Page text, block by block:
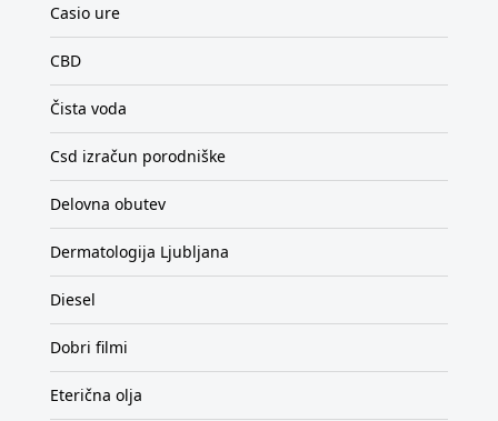
Casio ure
CBD
Čista voda
Csd izračun porodniške
Delovna obutev
Dermatologija Ljubljana
Diesel
Dobri filmi
Eterična olja